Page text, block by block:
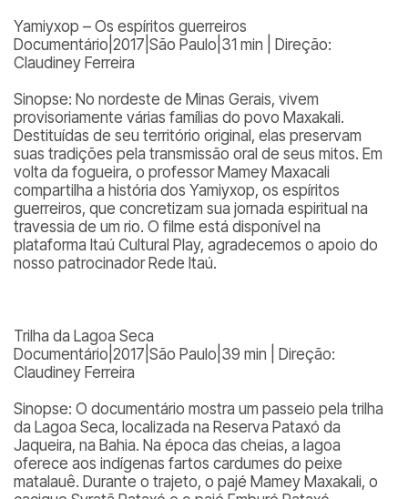
Yamiyxop – Os espíritos guerreiros
Documentário|2017|São Paulo|31 min | Direção:
Claudiney Ferreira
Sinopse: No nordeste de Minas Gerais, vivem
provisoriamente várias famílias do povo Maxakali.
Destituídas de seu território original, elas preservam
suas tradições pela transmissão oral de seus mitos. Em
volta da fogueira, o professor Mamey Maxacali
compartilha a história dos Yamiyxop, os espíritos
guerreiros, que concretizam sua jornada espiritual na
travessia de um rio. O filme está disponível na
plataforma Itaú Cultural Play, agradecemos o apoio do
nosso patrocinador Rede Itaú.
Trilha da Lagoa Seca
Documentário|2017|São Paulo|39 min | Direção:
Claudiney Ferreira
Sinopse: O documentário mostra um passeio pela trilha
da Lagoa Seca, localizada na Reserva Pataxó da
Jaqueira, na Bahia. Na época das cheias, a lagoa
oferece aos indígenas fartos cardumes do peixe
matalauê. Durante o trajeto, o pajé Mamey Maxakali, o